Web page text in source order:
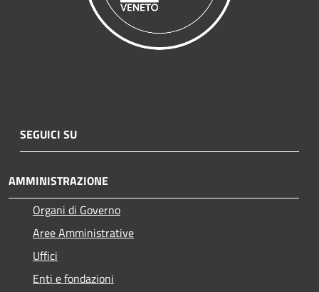
SEGUICI SU
AMMINISTRAZIONE
Organi di Governo
Aree Amministrative
Uffici
Enti e fondazioni